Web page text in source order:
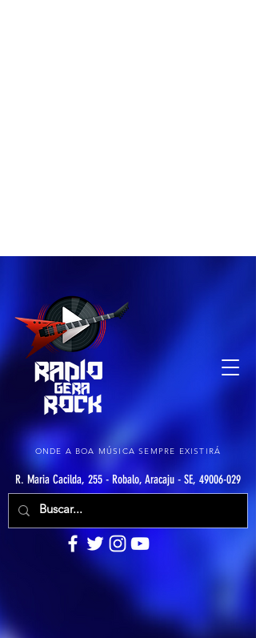
ONDE A BOA MÚSICA SEMPRE EXISTIRÁ
R. Maria Cacilda, 255 - Robalo, Aracaju - SE, 49006-029